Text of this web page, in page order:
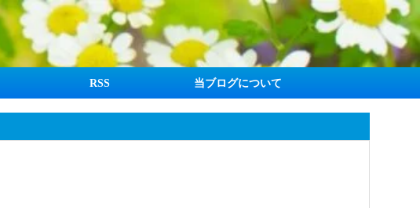
RSS 当ブログについて